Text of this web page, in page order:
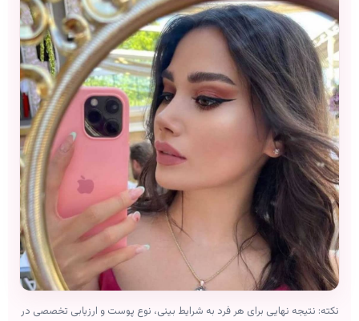
نکته: نتیجه نهایی برای هر فرد به شرایط بینی، نوع پوست و ارزیابی تخصصی در